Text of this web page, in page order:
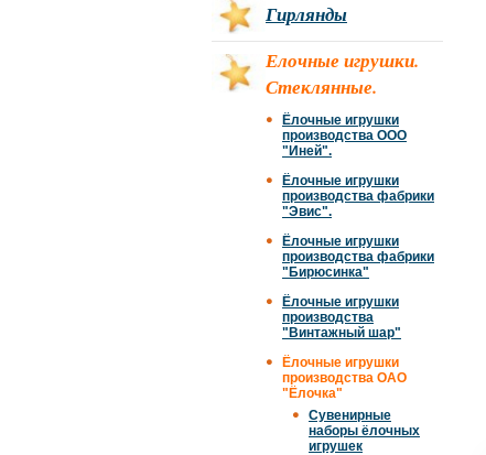
Гирлянды
Елочные игрушки.
Стеклянные.
Ёлочные игрушки
производства ООО
"Иней".
Ёлочные игрушки
производства фабрики
"Эвис".
Ёлочные игрушки
производства фабрики
"Бирюсинка"
Ёлочные игрушки
производства
"Винтажный шар"
Ёлочные игрушки
производства ОАО
"Ёлочка"
Сувенирные
наборы ёлочных
игрушек